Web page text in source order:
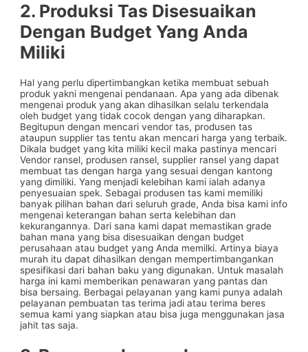
2. Produksi Tas Disesuaikan
Dengan Budget Yang Anda
Miliki
Hal yang perlu dipertimbangkan ketika membuat sebuah
produk yakni mengenai pendanaan. Apa yang ada dibenak
mengenai produk yang akan dihasilkan selalu terkendala
oleh budget yang tidak cocok dengan yang diharapkan.
Begitupun dengan mencari vendor tas, produsen tas
ataupun supplier tas tentu akan mencari harga yang terbaik.
Dikala budget yang kita miliki kecil maka pastinya mencari
Vendor ransel, produsen ransel, supplier ransel yang dapat
membuat tas dengan harga yang sesuai dengan kantong
yang dimiliki. Yang menjadi kelebihan kami ialah adanya
penyesuaian spek. Sebagai produsen tas kami memiliki
banyak pilihan bahan dari seluruh grade, Anda bisa kami info
mengenai keterangan bahan serta kelebihan dan
kekurangannya. Dari sana kami dapat memastikan grade
bahan mana yang bisa disesuaikan dengan budget
perusahaan atau budget yang Anda memilki. Artinya biaya
murah itu dapat dihasilkan dengan mempertimbangankan
spesifikasi dari bahan baku yang digunakan. Untuk masalah
harga ini kami memberikan penawaran yang pantas dan
bisa bersaing. Berbagai pelayanan yang kami punya adalah
pelayanan pembuatan tas terima jadi atau terima beres
semua kami yang siapkan atau bisa juga menggunakan jasa
jahit tas saja.